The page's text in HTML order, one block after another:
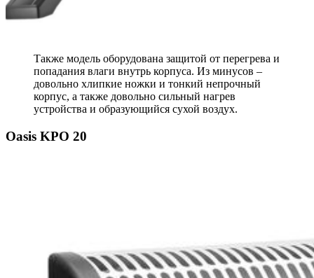
Также модель оборудована защитой от перегрева и
попадания влаги внутрь корпуса. Из минусов –
довольно хлипкие ножки и тонкий непрочный
корпус, а также довольно сильный нагрев
устройства и образующийся сухой воздух.
Oasis KPO 20